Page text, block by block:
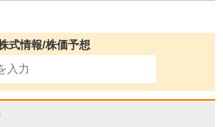
式情報/株価予想